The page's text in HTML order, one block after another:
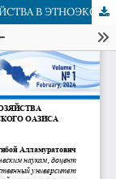
ОСОБЕННОСТИ ТРАДИЦИОННОГО ХОЗЯЙСТВА В ЭТНОЭКОНОМИКЕ СУРХАН-ШЕРАБАДСКОГО ОАЗИСА В НАЧАЛЕ ХХ ВЕКА